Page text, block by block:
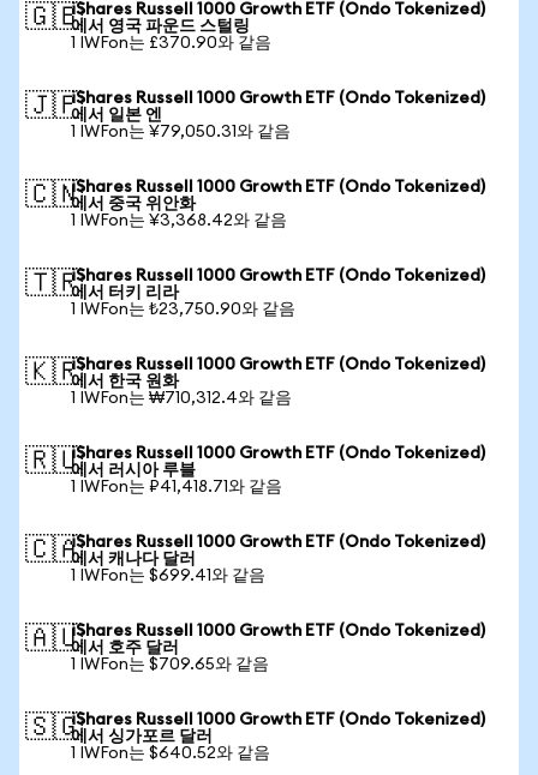
🇬🇧iShares Russell 1000 Growth ETF (Ondo Tokenized)
에서 영국 파운드 스털링
1 IWFon는 £370.90와 같음
🇯🇵iShares Russell 1000 Growth ETF (Ondo Tokenized)
에서 일본 엔
1 IWFon는 ¥79,050.31와 같음
🇨🇳iShares Russell 1000 Growth ETF (Ondo Tokenized)
에서 중국 위안화
1 IWFon는 ¥3,368.42와 같음
🇹🇷iShares Russell 1000 Growth ETF (Ondo Tokenized)
에서 터키 리라
1 IWFon는 ₺23,750.90와 같음
🇰🇷iShares Russell 1000 Growth ETF (Ondo Tokenized)
에서 한국 원화
1 IWFon는 ₩710,312.4와 같음
🇷🇺iShares Russell 1000 Growth ETF (Ondo Tokenized)
에서 러시아 루블
1 IWFon는 ₽41,418.71와 같음
🇨🇦iShares Russell 1000 Growth ETF (Ondo Tokenized)
에서 캐나다 달러
1 IWFon는 $699.41와 같음
🇦🇺iShares Russell 1000 Growth ETF (Ondo Tokenized)
에서 호주 달러
1 IWFon는 $709.65와 같음
🇸🇬iShares Russell 1000 Growth ETF (Ondo Tokenized)
에서 싱가포르 달러
1 IWFon는 $640.52와 같음